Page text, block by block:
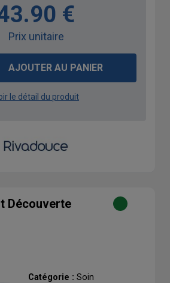
€
Prix unitaire
AJOUTER AU PANIER
le détail du produit
Découverte
Catégorie : Soin